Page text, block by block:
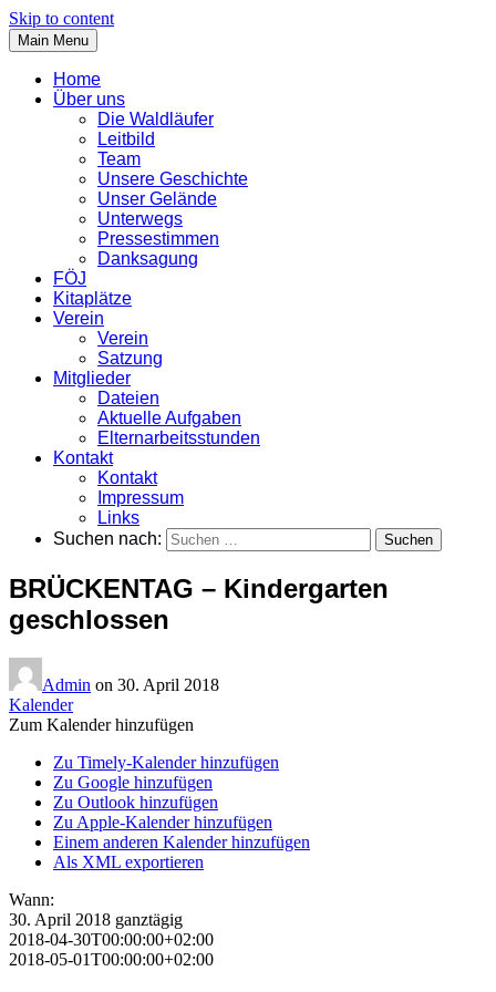
Skip to content
Main Menu
Home
Über uns
Die Waldläufer
Leitbild
Team
Unsere Geschichte
Unser Gelände
Unterwegs
Pressestimmen
Danksagung
FÖJ
Kitaplätze
Verein
Verein
Satzung
Mitglieder
Dateien
Aktuelle Aufgaben
Elternarbeitsstunden
Kontakt
Kontakt
Impressum
Links
Suchen nach:
BRÜCKENTAG – Kindergarten
geschlossen
Admin on 30. April 2018
Kalender
Zum Kalender hinzufügen
Zu Timely-Kalender hinzufügen
Zu Google hinzufügen
Zu Outlook hinzufügen
Zu Apple-Kalender hinzufügen
Einem anderen Kalender hinzufügen
Als XML exportieren
Wann:
30. April 2018 ganztägig
2018-04-30T00:00:00+02:00
2018-05-01T00:00:00+02:00